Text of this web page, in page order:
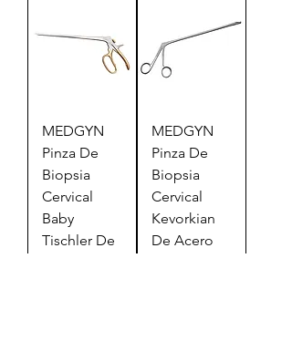
MEDGYN
Pinza De
Biopsia
Cervical
Baby
Tischler De
MEDGYN
Pinza De
Biopsia
Cervical
Kevorkian
De Acero